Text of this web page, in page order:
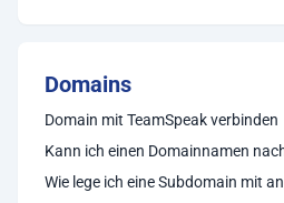
Domains
Domain mit TeamSpeak verbinden
Kann ich einen Domainnamen
Wie lege ich eine Subdomain mit